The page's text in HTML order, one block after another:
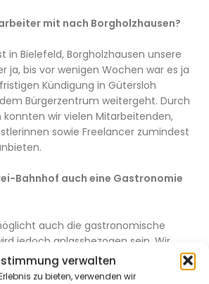
verwalten
zu bieten, verwenden wir
mit nach Borgholzhausen?
in Bielefeld, Borgholzhausen unsere
ja, bis vor wenigen Wochen war es ja
Kündigung in Gütersloh
Bürgerzentrum weitergeht. Durch
wir vielen Mitarbeitenden,
sowie Freelancer zumindest
Bahnhof auch eine Gastronomie
auch die gastronomische
jedoch anlassbezogen sein. Wir
geöffnete Kneipe oder ein Bistro
seinen Geburtstag oder sein